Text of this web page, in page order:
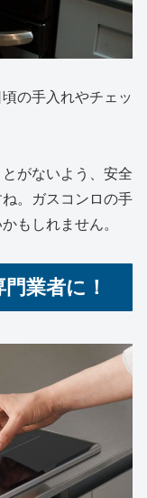
の手入れやチェッ
がないよう、安全
。ガスコンロの手
もしれません。
業者に！